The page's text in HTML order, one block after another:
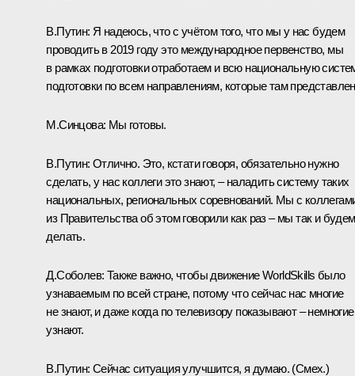
В.Путин: Я надеюсь, что с учётом того, что мы у нас будем
проводить в 2019 году это международное первенство, мы
в рамках подготовки отработаем и всю национальную
подготовки по всем направлениям, которые там
М.Синцова: Мы готовы.
В.Путин: Отлично. Это, кстати говоря, обязательно нужно
сделать, у нас коллеги это знают, – наладить систему таких
национальных, региональных соревнований. Мы с
из Правительства об этом говорили как раз – мы так и будем
делать.
Д.Соболев: Также важно, чтобы движение WorldSkills было
узнаваемым по всей стране, потому что сейчас нас многие
не знают, и даже когда по телевизору показывают – немногие
узнают.
В.Путин: Сейчас ситуация улучшится, я думаю. (Смех.)